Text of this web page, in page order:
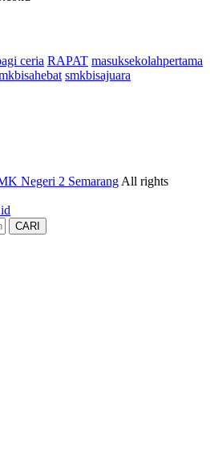
ceria RAPAT masuksekolahpertama
smkbisajuara
Negeri 2 Semarang All rights
CARI